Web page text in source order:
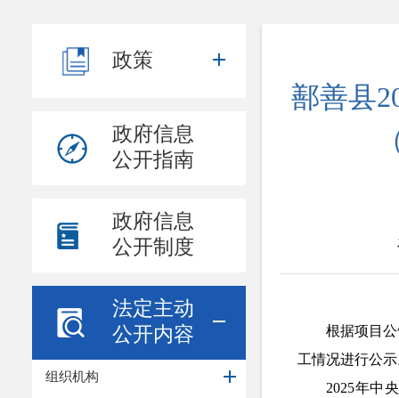
政策
政府信息
公开指南
政府信息
公开制度
法定主动
公开内容
组织机构
鄯善县
根据项目
工情况进行公
2025年中